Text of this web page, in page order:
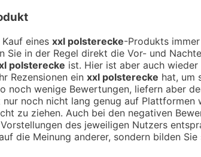
eines xxl polsterecke-Produkts
in der Regel direkt die Vor- und
polsterecke ist. Hier ist aber auch
Rezensionen ein xxl polsterecke hat, um
noch wenige Bewertungen, liefern aber
noch nicht lang genug auf
zu ziehen. Auch bei den negativen
des jeweiligen Nutzers
die Meinung anderer, sondern bilden Sie